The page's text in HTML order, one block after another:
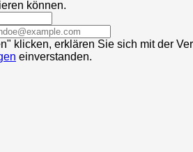
können.
klicken, erklären Sie sich mit der
einverstanden.